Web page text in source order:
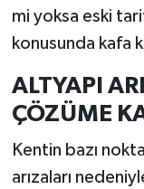
mi yoksa eski
konusunda kafa
ALTYAPI
ÇÖZÜME
Kentin bazı
arızaları